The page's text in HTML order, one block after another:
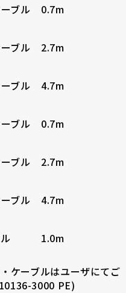
ブル
0.7m
ブル
2.7m
ブル
4.7m
ブル
0.7m
ブル
2.7m
ブル
4.7m
1.0m
ケーブルはユーザにてご
3000 PE)